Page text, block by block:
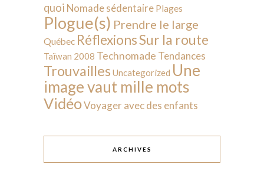
quoi Nomade sédentaire Plages
Plogue(s) Prendre le large
Québec RéflexionsSur la route
Taïwan 2008 Technomade Tendances
Trouvailles Uncategorized Une
image vaut mille mots
VidéoVoyager avec des enfants
ARCHIVES